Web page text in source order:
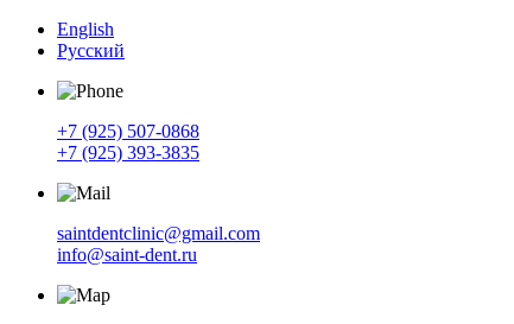
English
Русский
+7 (925) 507-0868
+7 (925) 393-3835
saintdentclinic@gmail.com
info@saint-dent.ru